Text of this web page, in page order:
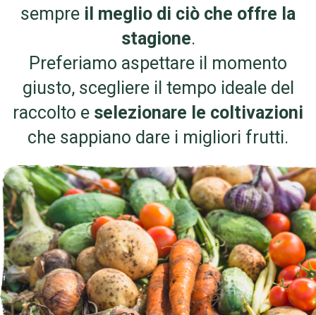
sempre il meglio di ciò che offre la
stagione.
Preferiamo aspettare il momento
giusto, scegliere il tempo ideale del
raccolto e selezionare le coltivazioni
che sappiano dare i migliori frutti.